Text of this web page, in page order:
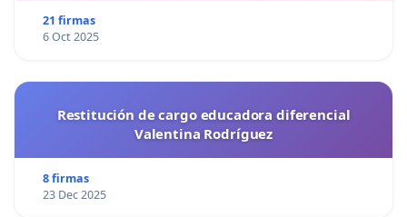
21 firmas
6 Oct 2025
Restitución de cargo educadora diferencial
Valentina Rodríguez
8 firmas
23 Dec 2025